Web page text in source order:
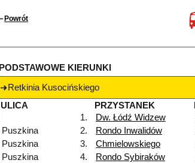
Powrót
PODSTAWOWE KIERUNKI
Retkinia Kusocińskiego
ULICA
PRZYSTANEK
1.
Dw. Łódź Widzew
Puszkina
2. Rondo Inwalidów
Puszkina
3. Chmielowskiego
Puszkina
4. Rondo Sybiraków